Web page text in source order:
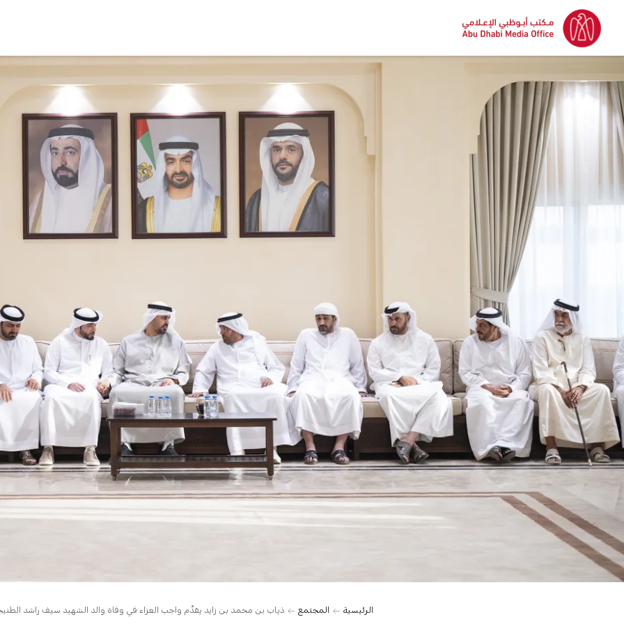
الرئيسية المجتمع ذياب بن محمد بن زايد يقدِّم واجب العزاء في وفاة والد الشهيد سيف راشد